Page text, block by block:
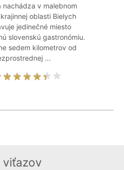
nachádza v malebnom
oblasti Bielych
jedinečné miesto
slovenskú gastronómiu.
sedem kilometrov od
...
viťazov